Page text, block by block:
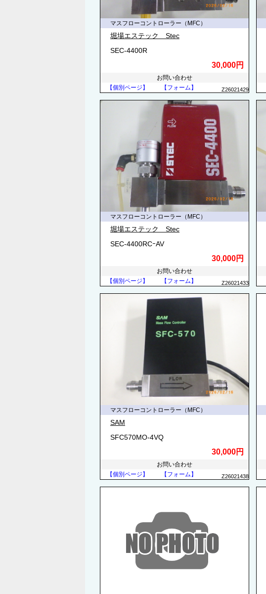
マスフローコントローラー（MFC）
堀場エステック Stec
SEC-4400R
30,000円
お問い合わせ
【個別ページ】
【フォーム】 Z26021429
マスフローコントローラー（MFC）
堀場エステック Stec
SEC-4400RCｰAV
30,000円
お問い合わせ
【個別ページ】
【フォーム】 Z26021433
マスフローコントローラー（MFC）
SAM
SFC570MO-4VQ
30,000円
お問い合わせ
【個別ページ】
【フォーム】 Z26021438